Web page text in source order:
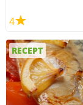
4
RECEPT